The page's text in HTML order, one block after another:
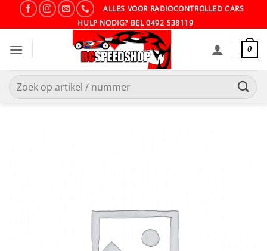
ALLES VOOR RADIOCONTROLLED CARS
HULP NODIG? BEL 0492 538119
0
Zoeken
naar: